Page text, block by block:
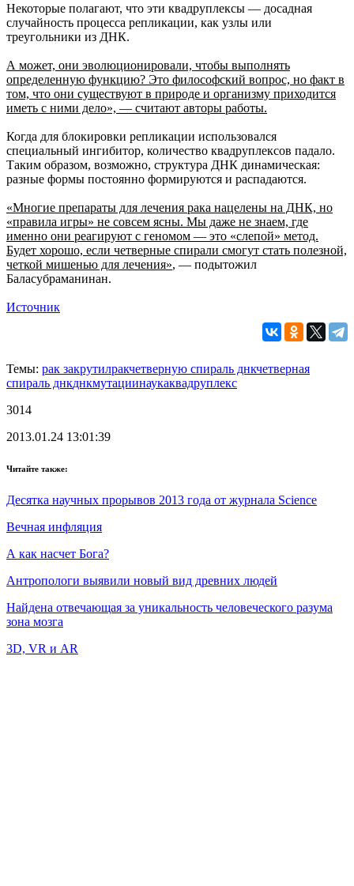
Некоторые полагают, что эти квадруплексы — досадная
случайность процесса репликации, как узлы или
треугольники из ДНК.
А может, они эволюционировали, чтобы выполнять
определенную функцию? Это философский вопрос, но факт в
том, что они существуют в природе и организму приходится
иметь с ними дело», — считают авторы работы.
Когда для блокировки репликации использовался
специальный ингибитор, количество квадруплексов падало.
Таким образом, возможно, структура ДНК динамическая:
разные формы постоянно формируются и распадаются.
«Многие препараты для лечения рака нацелены на ДНК, но
«правила игры» не совсем ясны. Мы даже не знаем, где
именно они реагируют с геномом — это «слепой» метод.
Будет хорошо, если четверные спирали смогут стать полезной,
четкой мишенью для лечения», — подытожил
Баласубраманинан.
Источник
Темы: рак закрутилракчетверную спираль днкчетверная
спираль днкднкмутациинаукаквадруплекс
3014
2013.01.24 13:01:39
Читайте также:
Десятка научных прорывов 2013 года от журнала Science
Вечная инфляция
А как насчет Бога?
Антропологи выявили новый вид древних людей
Найдена отвечающая за уникальность человеческого разума
зона мозга
3D, VR и AR